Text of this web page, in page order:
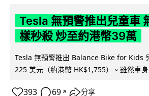
Tesla 無預警推出兒童車
樣秒殺 炒至約港幣39萬
Tesla 無預警推出 Balance Bike for Kids
225 美元（約港幣 HK$1,755）。雖然車
393 69 ↗ 分享